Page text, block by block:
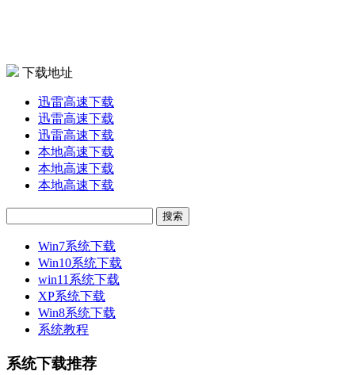
下载地址
迅雷高速下载
迅雷高速下载
迅雷高速下载
本地高速下载
本地高速下载
本地高速下载
Win7系统下载
Win10系统下载
win11系统下载
XP系统下载
Win8系统下载
系统教程
系统下载推荐